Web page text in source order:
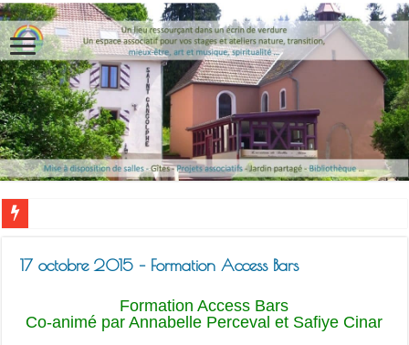
17 octobre 2015 – Formation Access Bars
Formation Access Bars
Co-animé par Annabelle Perceval et Safiye Cinar